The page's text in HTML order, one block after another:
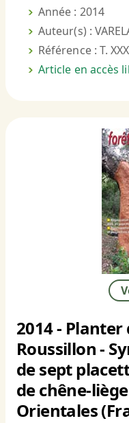
Année : 2014
Auteur(s) :
Référence : T.
Article en accès
2014 -
Roussillon -
de sept
de chêne-
Orientales